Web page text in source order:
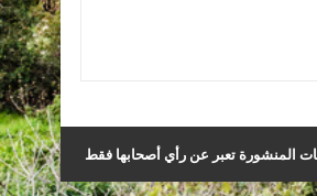
المنشورة تعبر عن رأي أصحابها فقط